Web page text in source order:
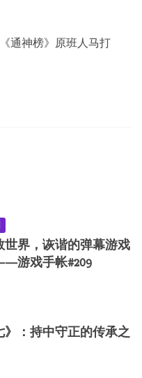
通神榜》原班人马打
世界，诙谐的弹幕游戏
游戏手帐#209
》：持中守正的传承之